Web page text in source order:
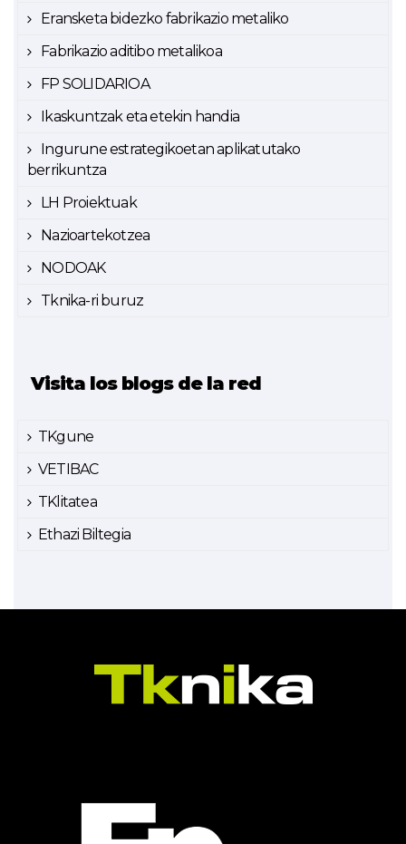
Eransketa bidezko fabrikazio metaliko
Fabrikazio aditibo metalikoa
FP SOLIDARIOA
Ikaskuntzak eta etekin handia
Ingurune estrategikoetan aplikatutako
berrikuntza
LH Proiektuak
Nazioartekotzea
NODOAK
Tknika-ri buruz
Visita los blogs de la red
TKgune
VETIBAC
TKlitatea
Ethazi Biltegia